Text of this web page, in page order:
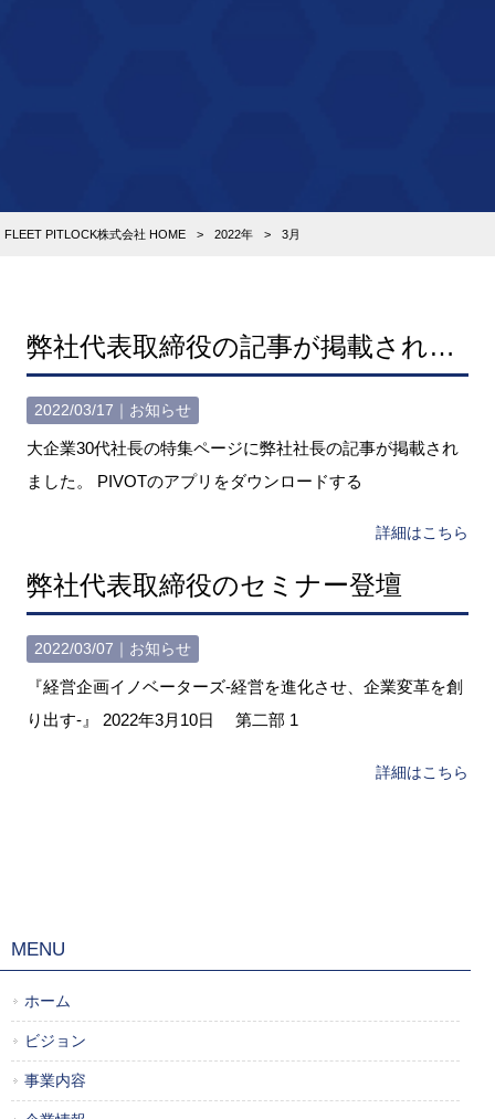
FLEET PITLOCK株式会社 HOME > 2022年 > 3月
弊社代表取締役の記事が掲載されました
2022/03/17｜ お知らせ
大企業30代社長の特集ページに弊社社長の記事が掲載され
ました。 PIVOTのアプリをダウンロードする
詳細はこちら
弊社代表取締役のセミナー登壇
2022/03/07｜ お知らせ
『経営企画イノベーターズ-経営を進化させ、企業変革を創
り出す-』 2022年3月10日 第二部 1
詳細はこちら
MENU
ホーム
ビジョン
事業内容